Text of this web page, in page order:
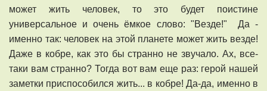
может жить человек, то это будет поистине
универсальное и очень ёмкое слово: "Везде!" Да -
именно так: человек на этой планете может жить везде!
Даже в кобре, как это бы странно не звучало. Ах, все-
таки вам странно? Тогда вот вам еще раз: герой нашей
заметки приспособился жить... в кобре! Да-да, именно в